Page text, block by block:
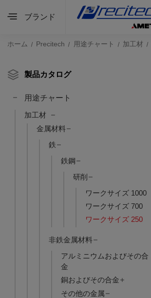
ブランド
ホーム Precitech 用途チャート 加工材
製品カタログ
用途チャート
加工材
金属材料
鉄
鉄鋼
研削
ワークサイズ 1000
ワークサイズ 700
ワークサイズ 250
非鉄金属材料
アルミニウムおよびその合
金
銅およびその合金
その他の金属